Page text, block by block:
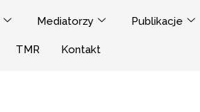
Mediatorzy Publikacje
TMR Kontakt